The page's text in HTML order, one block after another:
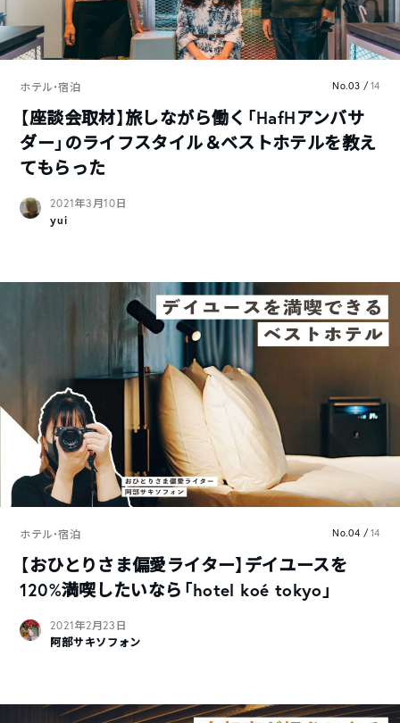
No.03 /14
ホテル・宿泊
【座談会取材】旅しながら働く「HafHアンバサ
ダー」のライフスタイル＆ベストホテルを教え
てもらった
2021年3月10日
yui
No.04 /14
ホテル・宿泊
【おひとりさま偏愛ライター】デイユースを
120%満喫したいなら「hotel koé tokyo」
2021年2月23日
阿部サキソフォン